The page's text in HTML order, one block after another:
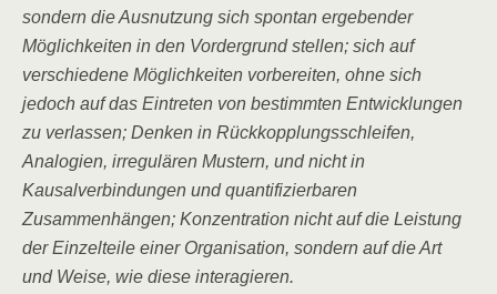
sondern die Ausnutzung sich spontan ergebender
Möglichkeiten in den Vordergrund stellen; sich auf
verschiedene Möglichkeiten vorbereiten, ohne sich
jedoch auf das Eintreten von bestimmten Entwicklungen
zu verlassen; Denken in Rückkopplungsschleifen,
Analogien, irregulären Mustern, und nicht in
Kausalverbindungen und quantifizierbaren
Zusammenhängen; Konzentration nicht auf die Leistung
der Einzelteile einer Organisation, sondern auf die Art
und Weise, wie diese interagieren.